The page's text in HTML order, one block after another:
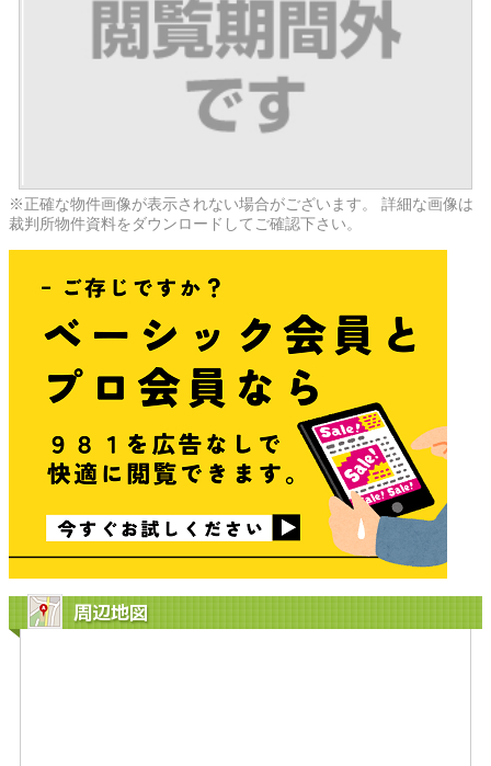
※正確な物件画像が表示されない場合がございます。 詳細な画像は
裁判所物件資料をダウンロードしてご確認下さい。
周辺地図